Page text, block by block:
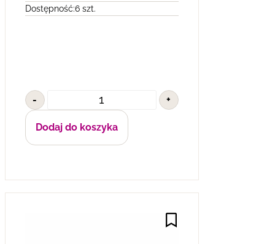
Dostępność:6 szt.
- +
Dodaj do koszyka